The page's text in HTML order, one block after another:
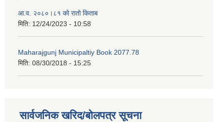
आ.व. २०८०।८१ को रातो किताब
मिति: 12/24/2023 - 10:58
Maharajgunj Municipaltiy Book 2077.78
मिति: 08/30/2018 - 15:25
सार्वजनिक खरिद/बोलपत्र सूचना